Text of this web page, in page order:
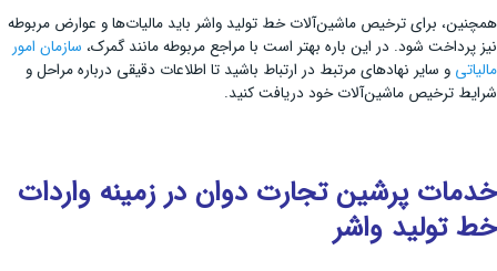
همچنین، برای ترخیص ماشین‌آلات خط تولید واشر باید مالیات‌ها و عوارض مربوطه
نیز پرداخت شود. در این باره بهتر است با مراجع مربوطه مانند گمرک، سازمان امور
مالیاتی و سایر نهادهای مرتبط در ارتباط باشید تا اطلاعات دقیقی درباره مراحل و
شرایط ترخیص ماشین‌آلات خود دریافت کنید.
خدمات پرشین تجارت دوان در زمینه واردات
خط تولید واشر